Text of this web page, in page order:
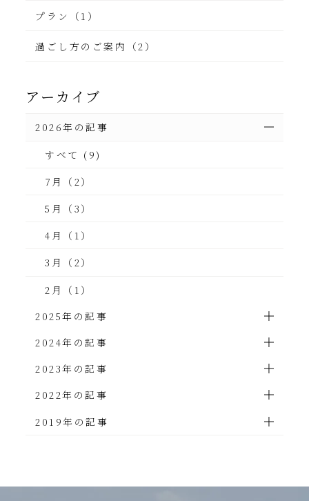
プラン（1）
過ごし方のご案内（2）
アーカイブ
2026年の記事
すべて (9)
7月（2）
5月（3）
4月（1）
3月（2）
2月（1）
2025年の記事
2024年の記事
2023年の記事
2022年の記事
2019年の記事